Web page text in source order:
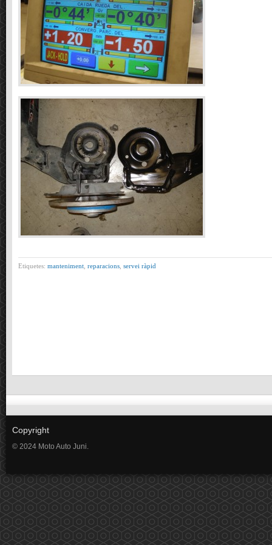
Etiquetes: manteniment reparacions servei ràpid
Copyright
© 2024 Moto Auto Juni.